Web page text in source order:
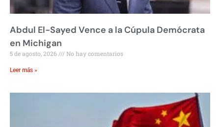
Abdul El-Sayed Vence a la Cúpula Demócrata
en Michigan
5 de agosto, 2026 No hay comentarios
Leer más »